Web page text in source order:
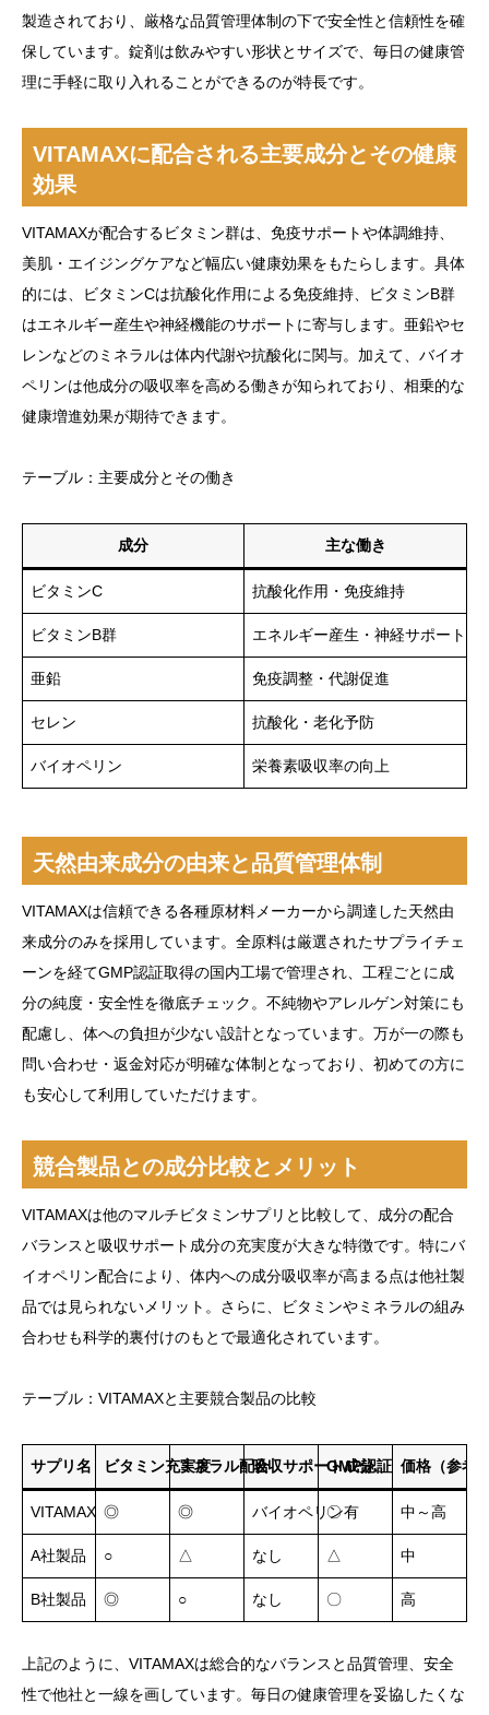
製造されており、厳格な品質管理体制の下で安全性と信頼性を確
保しています。錠剤は飲みやすい形状とサイズで、毎日の健康管
理に手軽に取り入れることができるのが特長です。
VITAMAXに配合される主要成分とその健康
効果
VITAMAXが配合するビタミン群は、免疫サポートや体調維持、
美肌・エイジングケアなど幅広い健康効果をもたらします。具体
的には、ビタミンCは抗酸化作用による免疫維持、ビタミンB群
はエネルギー産生や神経機能のサポートに寄与します。亜鉛やセ
レンなどのミネラルは体内代謝や抗酸化に関与。加えて、バイオ
ペリンは他成分の吸収率を高める働きが知られており、相乗的な
健康増進効果が期待できます。
テーブル：主要成分とその働き
成分 主な働き
ビタミンC 抗酸化作用・免疫維持
ビタミンB群 エネルギー産生・神経サポート
亜鉛 免疫調整・代謝促進
セレン 抗酸化・老化予防
バイオペリン 栄養素吸収率の向上
天然由来成分の由来と品質管理体制
VITAMAXは信頼できる各種原材料メーカーから調達した天然由
来成分のみを採用しています。全原料は厳選されたサプライチェ
ーンを経てGMP認証取得の国内工場で管理され、工程ごとに成
分の純度・安全性を徹底チェック。不純物やアレルゲン対策にも
配慮し、体への負担が少ない設計となっています。万が一の際も
問い合わせ・返金対応が明確な体制となっており、初めての方に
も安心して利用していただけます。
競合製品との成分比較とメリット
VITAMAXは他のマルチビタミンサプリと比較して、成分の配合
バランスと吸収サポート成分の充実度が大きな特徴です。特にバ
イオペリン配合により、体内への成分吸収率が高まる点は他社製
品では見られないメリット。さらに、ビタミンやミネラルの組み
合わせも科学的裏付けのもとで最適化されています。
テーブル：VITAMAXと主要競合製品の比較
サプリ名 ビタミン充実度ミネラル配合吸収サポート成分
GMP認証 価格（参考
VITAMAX ◎ ◎ バイオペリン有
〇 中～高
A社製品 ○ △ なし △ 中
B社製品 ◎ ○ なし 〇 高
上記のように、VITAMAXは総合的なバランスと品質管理、安全
性で他社と一線を画しています。毎日の健康管理を妥協したくな